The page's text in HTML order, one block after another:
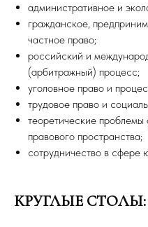
административное и
гражданское,
частное право;
российский и
(арбитражный) процесс;
уголовное право и
трудовое право и
теоретические
правового пространства;
сотрудничество в сфере
КРУГЛЫЕ СТОЛЫ: